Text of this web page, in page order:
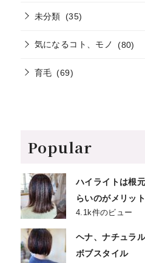
未分類 (35)
気になるコト、モノ (80)
育毛 (69)
Popular
ハイライトは根
らいのがメリット
4.1k件のビュー
ヘナ、ナチュラ
ボブスタイル